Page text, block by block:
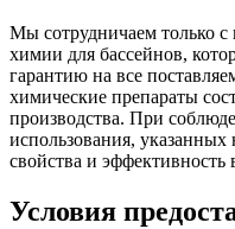
Мы сотрудничаем только
химии для бассейнов,
гарантию на все
химические препараты
производства. При
использования, указанных
свойства и эффективность
Условия